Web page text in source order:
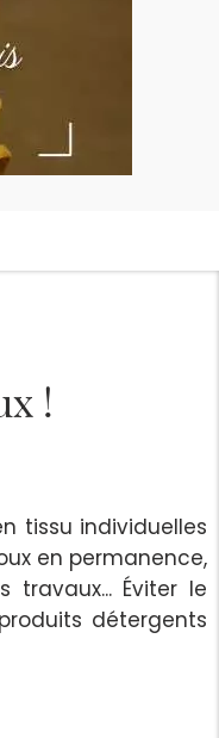
!
tissu individuelles
en permanence,
Éviter le
détergents